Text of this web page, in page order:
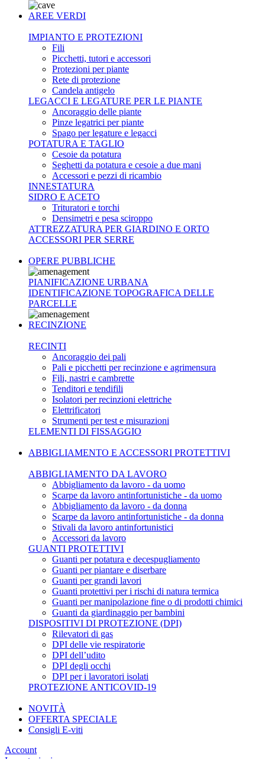
AREE VERDI
IMPIANTO E PROTEZIONI
Fili
Picchetti, tutori e accessori
Protezioni per piante
Rete di protezione
Candela antigelo
LEGACCI E LEGATURE PER LE PIANTE
Ancoraggio delle piante
Pinze legatrici per piante
Spago per legature e legacci
POTATURA E TAGLIO
Cesoie da potatura
Seghetti da potatura e cesoie a due mani
Accessori e pezzi di ricambio
INNESTATURA
SIDRO E ACETO
Trituratori e torchi
Densimetri e pesa sciroppo
ATTREZZATURA PER GIARDINO E ORTO
ACCESSORI PER SERRE
OPERE PUBBLICHE
PIANIFICAZIONE URBANA
IDENTIFICAZIONE TOPOGRAFICA DELLE
PARCELLE
RECINZIONE
RECINTI
Ancoraggio dei pali
Pali e picchetti per recinzione e agrimensura
Fili, nastri e cambrette
Tenditori e tendifili
Isolatori per recinzioni elettriche
Elettrificatori
Strumenti per test e misurazioni
ELEMENTI DI FISSAGGIO
ABBIGLIAMENTO E ACCESSORI PROTETTIVI
ABBIGLIAMENTO DA LAVORO
Abbigliamento da lavoro - da uomo
Scarpe da lavoro antinfortunistiche - da uomo
Abbigliamento da lavoro - da donna
Scarpe da lavoro antinfortunistiche - da donna
Stivali da lavoro antinfortunistici
Accessori da lavoro
GUANTI PROTETTIVI
Guanti per potatura e decespugliamento
Guanti per piantare e diserbare
Guanti per grandi lavori
Guanti protettivi per i rischi di natura termica
Guanti per manipolazione fine o di prodotti chimici
Guanti da giardinaggio per bambini
DISPOSITIVI DI PROTEZIONE (DPI)
Rilevatori di gas
DPI delle vie respiratorie
DPI dell’udito
DPI degli occhi
DPI per i lavoratori isolati
PROTEZIONE ANTICOVID-19
NOVITÀ
OFFERTA SPECIALE
Consigli E-viti
Account